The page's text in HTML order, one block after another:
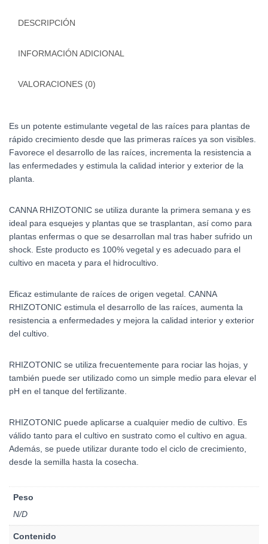
DESCRIPCIÓN
INFORMACIÓN ADICIONAL
VALORACIONES (0)
Es un potente estimulante vegetal de las raíces para plantas de
rápido crecimiento desde que las primeras raíces ya son visibles.
Favorece el desarrollo de las raíces, incrementa la resistencia a
las enfermedades y estimula la calidad interior y exterior de la
planta.
CANNA RHIZOTONIC se utiliza durante la primera semana y es
ideal para esquejes y plantas que se trasplantan, así como para
plantas enfermas o que se desarrollan mal tras haber sufrido un
shock. Este producto es 100% vegetal y es adecuado para el
cultivo en maceta y para el hidrocultivo.
Eficaz estimulante de raíces de origen vegetal. CANNA
RHIZOTONIC estimula el desarrollo de las raíces, aumenta la
resistencia a enfermedades y mejora la calidad interior y exterior
del cultivo.
RHIZOTONIC se utiliza frecuentemente para rociar las hojas, y
también puede ser utilizado como un simple medio para elevar el
pH en el tanque del fertilizante.
RHIZOTONIC puede aplicarse a cualquier medio de cultivo. Es
válido tanto para el cultivo en sustrato como el cultivo en agua.
Además, se puede utilizar durante todo el ciclo de crecimiento,
desde la semilla hasta la cosecha.
Peso
N/D
Contenido